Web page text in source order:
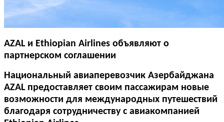
AZAL и Ethiopian Airlines объявляют о
партнерском соглашении
Национальный авиаперевозчик Азербайджана
AZAL предоставляет своим пассажирам новые
возможности для международных путешествий
благодаря сотрудничеству с авиакомпанией